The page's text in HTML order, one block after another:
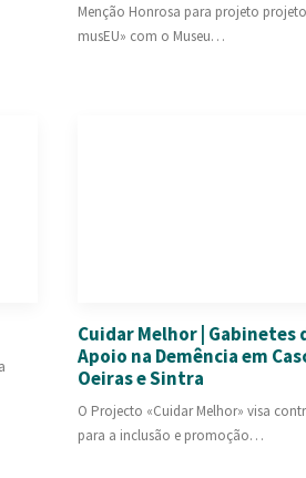
Menção Honrosa para projeto
musEU» com o Museu…
Cuidar Melhor | Gabinetes
Apoio na Demência em
Oeiras e Sintra
O Projecto «Cuidar Melhor» visa
para a inclusão e promoção…